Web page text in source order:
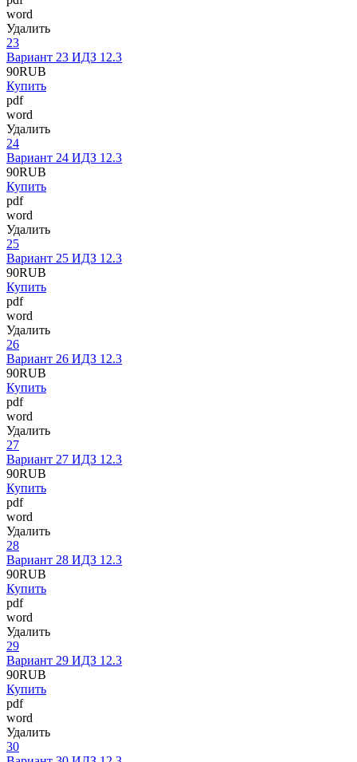
word
Удалить
23
Вариант 23 ИДЗ 12.3
90RUB
Купить
pdf
word
Удалить
24
Вариант 24 ИДЗ 12.3
90RUB
Купить
pdf
word
Удалить
25
Вариант 25 ИДЗ 12.3
90RUB
Купить
pdf
word
Удалить
26
Вариант 26 ИДЗ 12.3
90RUB
Купить
pdf
word
Удалить
27
Вариант 27 ИДЗ 12.3
90RUB
Купить
pdf
word
Удалить
28
Вариант 28 ИДЗ 12.3
90RUB
Купить
pdf
word
Удалить
29
Вариант 29 ИДЗ 12.3
90RUB
Купить
pdf
word
Удалить
30